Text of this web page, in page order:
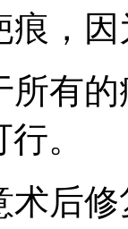
痕，
所有
。
术后